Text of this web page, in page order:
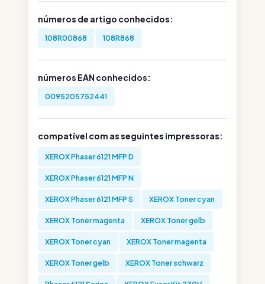
números de artigo conhecidos:
108R00868 108R868
números EAN conhecidos:
0095205752441
compatível com as seguintes impressoras:
XEROX Phaser 6121 MFP D
XEROX Phaser 6121 MFP N
XEROX Phaser 6121 MFP S XEROX Toner cyan
XEROX Toner magenta XEROX Toner gelb
XEROX Toner cyan XEROX Toner magenta
XEROX Toner gelb XEROX Toner schwarz